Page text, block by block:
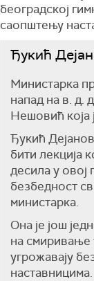
београдској
саопштењу
Ђукић
Министарка
напад на в. д.
Нешовић која
Ђукић
бити лекција
десила у овој
безбедност
министарка.
Она је још
на смиривање
угрожавају
наставницима.